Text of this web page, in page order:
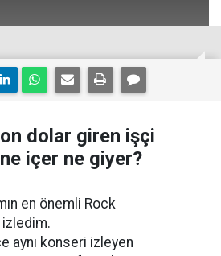
dolar giren işçi
içer ne giyer?
en önemli Rock
aynı konseri izleyen